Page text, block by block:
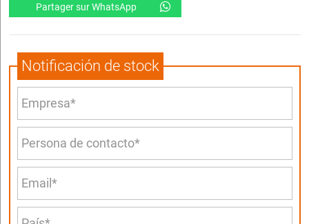
Partager sur WhatsApp
Notificación de stock